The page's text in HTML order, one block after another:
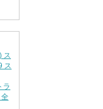
ス
ス
ラ
全